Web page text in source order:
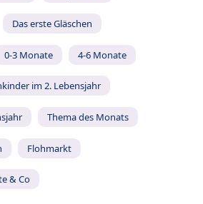
Das erste Gläschen
0-3 Monate 4-6 Monate
im 2. Lebensjahr
Thema des Monats
Flohmarkt
& Co